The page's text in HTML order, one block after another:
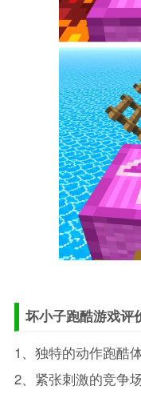
坏小子跑酷游戏评
1、独特的动作跑酷
2、紧张刺激的竞争